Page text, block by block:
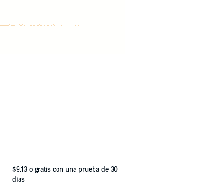
$9.13 o gratis con una prueba de 30
días